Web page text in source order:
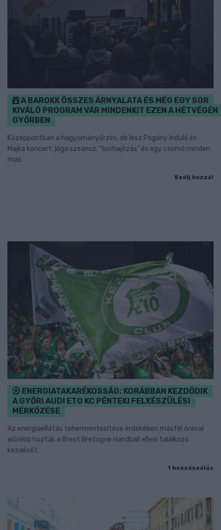
A BAROKK ÖSSZES ÁRNYALATA ÉS MÉG EGY SOR
KIVÁLÓ PROGRAM VÁR MINDENKIT EZEN A HÉTVÉGÉN
GYŐRBEN
Középpontban a hagyományőrzés, de lesz Pogány Induló és
Majka koncert, jóga szeánsz, “borhajózás” és egy csomó minden
más.
Szólj hozzá!
ENERGIATAKARÉKOSSÁG: KORÁBBAN KEZDŐDIK
A GYŐRI AUDI ETO KC PÉNTEKI FELKÉSZÜLÉSI
MÉRKŐZÉSE
Az energiaellátás tehermentesítése érdekében másfél órával
előrébb hozták a Brest Bretagne Handball elleni találkozó
kezdését.
1 hozzászólás